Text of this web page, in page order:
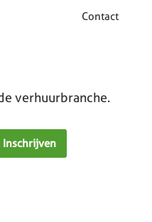
Contact
verhuurbranche.
Inschrijven